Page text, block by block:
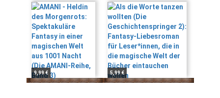
magischen Welt
aus 1001 Nacht
(Die AMANI-
Reihe, Band 3)
9,99 €
Liebesroman für
Leser*innen, die in
die magische Welt
der Bücher
eintauchen wollen
5,99 €